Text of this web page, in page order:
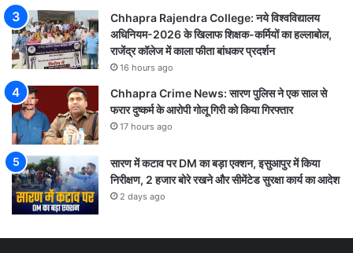
Chhapra Rajendra College: नये विश्वविद्यालय
अधिनियम-2026 के खिलाफ शिक्षक-कर्मियों का हल्लाबोल,
राजेंद्र कॉलेज में काला फीता बांधकर प्रदर्शन
16 hours ago
Chhapra Crime News: सारण पुलिस ने एक साल से
फरार दुष्कर्म के आरोपी गोलू गिरी को किया गिरफ्तार
17 hours ago
सारण में कटाव पर DM का बड़ा एक्शन, इसुआपुर में किया
निरीक्षण, 2 हजार बोरे रखने और सीमेंटेड सुरक्षा कार्य का आदेश
2 days ago